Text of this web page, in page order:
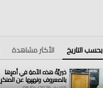
بحسب التاريخ الأكثر مشاهدة
خيريَّةُ هذه الأمةِ في أمرِها
بالمعروفِ ونهيِها عن المنكرِ